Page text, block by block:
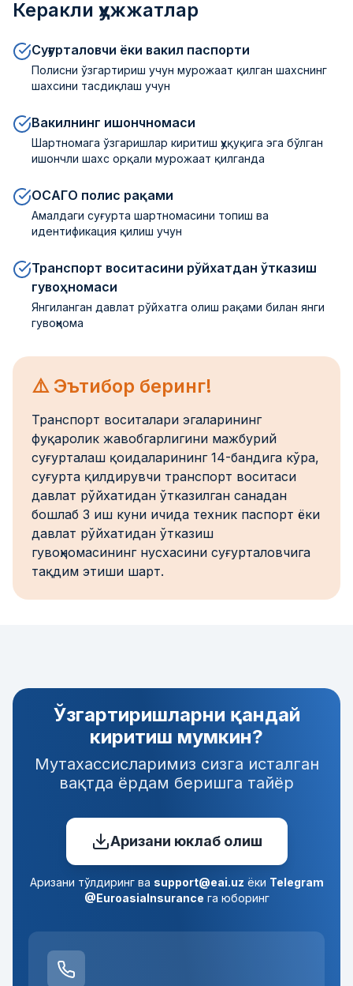
Керакли ҳужжатлар
Суғурталовчи ёки вакил паспорти
Полисни ўзгартириш учун мурожаат қилган шахснинг
шахсини тасдиқлаш учун
Вакилнинг ишончномаси
Шартномага ўзгаришлар киритиш ҳуқуқига эга бўлган
ишончли шахс орқали мурожаат қилганда
ОСАГО полис рақами
Амалдаги суғурта шартномасини топиш ва
идентификация қилиш учун
Транспорт воситасини рўйхатдан ўтказиш
гувоҳномаси
Янгиланган давлат рўйхатга олиш рақами билан янги
гувоҳнома
⚠️ Эътибор беринг!
Транспорт воситалари эгаларининг
фуқаролик жавобгарлигини мажбурий
суғурталаш қоидаларининг 14-бандига кўра,
суғурта қилдирувчи транспорт воситаси
давлат рўйхатидан ўтказилган санадан
бошлаб 3 иш куни ичида техник паспорт ёки
давлат рўйхатидан ўтказиш
гувоҳномасининг нусхасини суғурталовчига
тақдим этиши шарт.
Ўзгартиришларни қандай
киритиш мумкин?
Мутахассисларимиз сизга исталган
вақтда ёрдам беришга тайёр
Аризани юклаб олиш
Аризани тўлдиринг ва support@eai.uz ёки Telegram
@EuroasiaInsurance га юборинг